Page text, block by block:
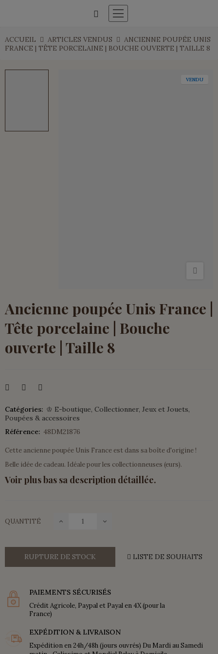
ACCUEIL ARTICLES VENDUS
ANCIENNE POUPÉE UNIS
FRANCE | TÊTE PORCELAINE | BOUCHE OUVERTE | TAILLE 8
VENDU
Ancienne poupée Unis France |
Tête porcelaine | Bouche
ouverte | Taille 8
Catégories: ♔ E-boutique Collectionner Jeux et Jouets
Poupées & accessoires
Référence: 48DM21876
Cette ancienne poupée Unis France est dans sa boîte d'origine !
Belle idée de cadeau. Idéale pour les collectionneuses (eurs).
Voir plus bas sa description détaillée.
QUANTITÉ
RUPTURE DE STOCK LISTE DE SOUHAITS
PAIEMENTS SÉCURISÉS
Crédit Agricole, Paypal et Payal en 4X (pour la
France)
EXPÉDITION & LIVRAISON
Expédition en 24h/48h (jours ouvrés) Du Mardi au Samedi